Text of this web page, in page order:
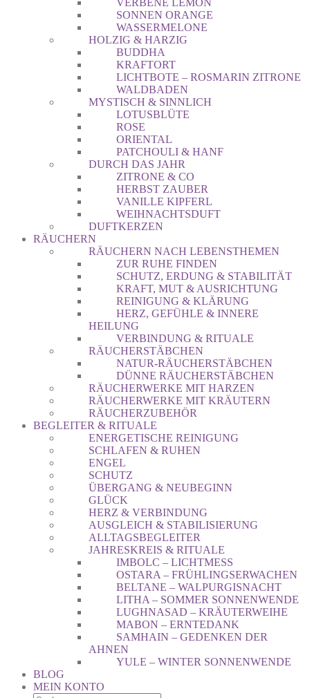
VERBENE LEMON
SONNEN ORANGE
WASSERMELONE
HOLZIG & HARZIG
BUDDHA
KRAFTORT
LICHTBOTE – ROSMARIN ZITRONE
WALDBADEN
MYSTISCH & SINNLICH
LOTUSBLÜTE
ROSE
ORIENTAL
PATCHOULI & HANF
DURCH DAS JAHR
ZITRONE & CO
HERBST ZAUBER
VANILLE KIPFERL
WEIHNACHTSDUFT
DUFTKERZEN
RÄUCHERN
RÄUCHERN NACH LEBENSTHEMEN
ZUR RUHE FINDEN
SCHUTZ, ERDUNG & STABILITÄT
KRAFT, MUT & AUSRICHTUNG
REINIGUNG & KLÄRUNG
HERZ, GEFÜHLE & INNERE
HEILUNG
VERBINDUNG & RITUALE
RÄUCHERSTÄBCHEN
NATUR-RÄUCHERSTÄBCHEN
DÜNNE RÄUCHERSTÄBCHEN
RÄUCHERWERKE MIT HARZEN
RÄUCHERWERKE MIT KRÄUTERN
RÄUCHERZUBEHÖR
BEGLEITER & RITUALE
ENERGETISCHE REINIGUNG
SCHLAFEN & RUHEN
ENGEL
SCHUTZ
ÜBERGANG & NEUBEGINN
GLÜCK
HERZ & VERBINDUNG
AUSGLEICH & STABILISIERUNG
ALLTAGSBEGLEITER
JAHRESKREIS & RITUALE
IMBOLC – LICHTMESS
OSTARA – FRÜHLINGSERWACHEN
BELTANE – WALPURGISNACHT
LITHA – SOMMER SONNENWENDE
LUGHNASAD – KRÄUTERWEIHE
MABON – ERNTEDANK
SAMHAIN – GEDENKEN DER
AHNEN
YULE – WINTER SONNENWENDE
BLOG
MEIN KONTO